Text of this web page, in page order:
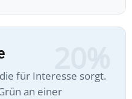
für Interesse sorgt.
an einer